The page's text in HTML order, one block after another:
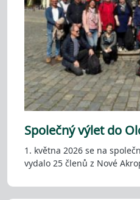
Společný výlet do
1. května 2026 se na
vydalo 25 členů z Nové